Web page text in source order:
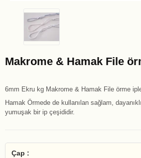
Makrome & Hamak File
6mm Ekru kg Makrome & Hamak File örme
Hamak Örmede de kullanılan sağlam,
yumuşak bir ip çeşididir.
Çap :